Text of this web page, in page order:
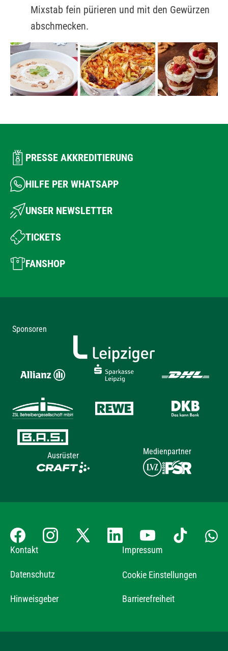
Mixstab fein pürieren und mit den Gewürzen
abschmecken.
PRESSE AKKREDITIERUNG
HILFE PER WHATSAPP
UNSER NEWSLETTER
TICKETS
FANSHOP
Sponsoren
Ausrüster Medienpartner
Kontakt Impressum
Datenschutz Cookie Einstellungen
Hinweisgeber Barrierefreiheit